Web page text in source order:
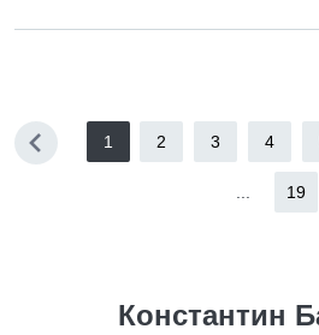
1 2 3 4
19
Константин